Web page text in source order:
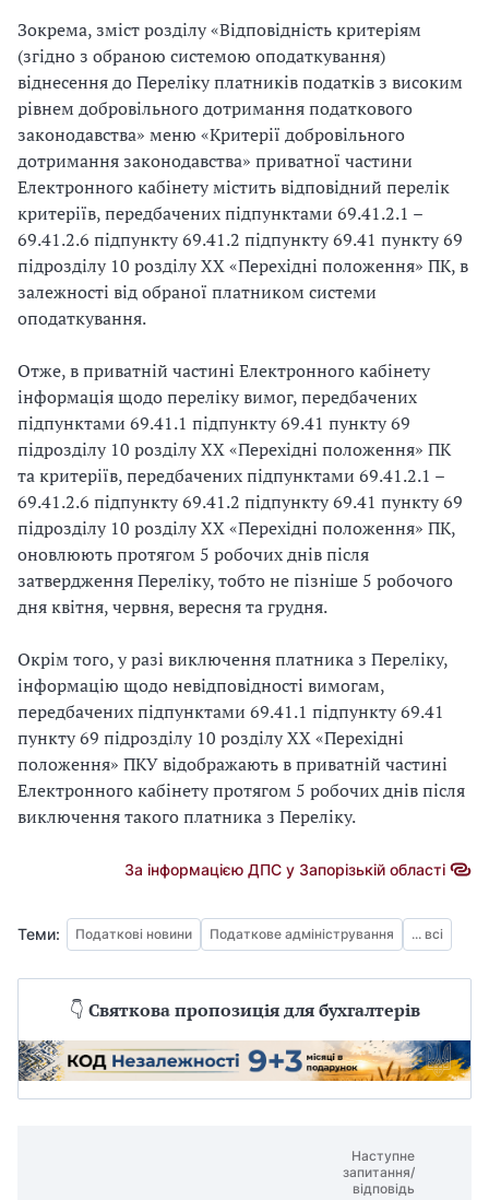
Зокрема, зміст розділу «Відповідність критеріям
(згідно з обраною системою оподаткування)
віднесення до Переліку платників податків з високим
рівнем добровільного дотримання податкового
законодавства» меню «Критерії добровільного
дотримання законодавства» приватної частини
Електронного кабінету містить відповідний перелік
критеріїв, передбачених підпунктами 69.41.2.1 –
69.41.2.6 підпункту 69.41.2 підпункту 69.41 пункту 69
підрозділу 10 розділу XX «Перехідні положення» ПК, в
залежності від обраної платником системи
оподаткування.
Отже, в приватній частині Електронного кабінету
інформація щодо переліку вимог, передбачених
підпунктами 69.41.1 підпункту 69.41 пункту 69
підрозділу 10 розділу XX «Перехідні положення» ПК
та критеріїв, передбачених підпунктами 69.41.2.1 –
69.41.2.6 підпункту 69.41.2 підпункту 69.41 пункту 69
підрозділу 10 розділу XX «Перехідні положення» ПК,
оновлюють протягом 5 робочих днів після
затвердження Переліку, тобто не пізніше 5 робочого
дня квітня, червня, вересня та грудня.
Окрім того, у разі виключення платника з Переліку,
інформацію щодо невідповідності вимогам,
передбачених підпунктами 69.41.1 підпункту 69.41
пункту 69 підрозділу 10 розділу XX «Перехідні
положення» ПКУ відображають в приватній частині
Електронного кабінету протягом 5 робочих днів після
виключення такого платника з Переліку.
За інформацією ДПС у Запорізькій області
Теми: Податкові новини Податкове адміністрування ... всі
👇 Святкова пропозиція для бухгалтерів
Наступне
запитання/
відповідь